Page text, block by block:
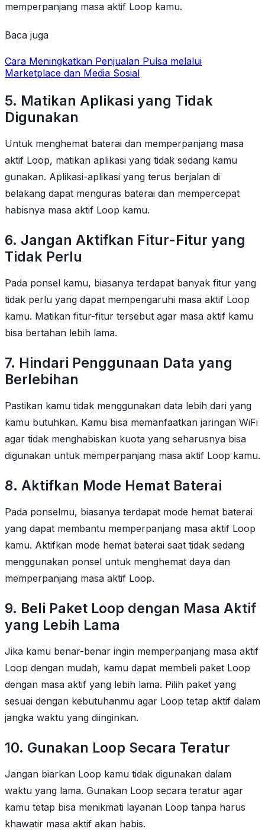
memperpanjang masa aktif Loop kamu.
Baca juga
Cara Meningkatkan Penjualan Pulsa melalui
Marketplace dan Media Sosial
5. Matikan Aplikasi yang Tidak
Digunakan
Untuk menghemat baterai dan memperpanjang masa
aktif Loop, matikan aplikasi yang tidak sedang kamu
gunakan. Aplikasi-aplikasi yang terus berjalan di
belakang dapat menguras baterai dan mempercepat
habisnya masa aktif Loop kamu.
6. Jangan Aktifkan Fitur-Fitur yang
Tidak Perlu
Pada ponsel kamu, biasanya terdapat banyak fitur yang
tidak perlu yang dapat mempengaruhi masa aktif Loop
kamu. Matikan fitur-fitur tersebut agar masa aktif kamu
bisa bertahan lebih lama.
7. Hindari Penggunaan Data yang
Berlebihan
Pastikan kamu tidak menggunakan data lebih dari yang
kamu butuhkan. Kamu bisa memanfaatkan jaringan WiFi
agar tidak menghabiskan kuota yang seharusnya bisa
digunakan untuk memperpanjang masa aktif Loop kamu.
8. Aktifkan Mode Hemat Baterai
Pada ponselmu, biasanya terdapat mode hemat baterai
yang dapat membantu memperpanjang masa aktif Loop
kamu. Aktifkan mode hemat baterai saat tidak sedang
menggunakan ponsel untuk menghemat daya dan
memperpanjang masa aktif Loop.
9. Beli Paket Loop dengan Masa Aktif
yang Lebih Lama
Jika kamu benar-benar ingin memperpanjang masa aktif
Loop dengan mudah, kamu dapat membeli paket Loop
dengan masa aktif yang lebih lama. Pilih paket yang
sesuai dengan kebutuhanmu agar Loop tetap aktif dalam
jangka waktu yang diinginkan.
10. Gunakan Loop Secara Teratur
Jangan biarkan Loop kamu tidak digunakan dalam
waktu yang lama. Gunakan Loop secara teratur agar
kamu tetap bisa menikmati layanan Loop tanpa harus
khawatir masa aktif akan habis.